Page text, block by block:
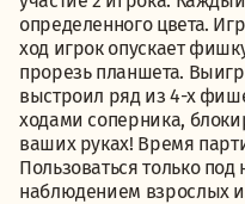
определенного цвета.
ход игрок опускает
прорезь планшета.
выстроил ряд из 4-х
ходами соперника,
ваших руках! Время
Пользоваться только
наблюдением взрослых